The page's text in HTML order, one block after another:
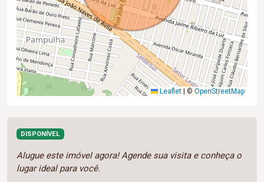
Leaflet | © OpenStreetMap
DISPONÍVEL
Alugue este imóvel agora! Agende sua visita e conheça o
lugar ideal para você.